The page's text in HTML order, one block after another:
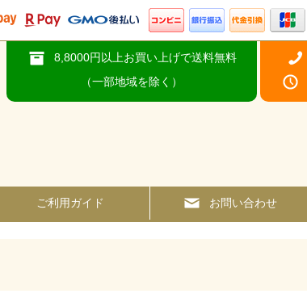
8,8000円以上お買い上げで送料無料
（一部地域を除く）
ご利用ガイド お問い合わせ